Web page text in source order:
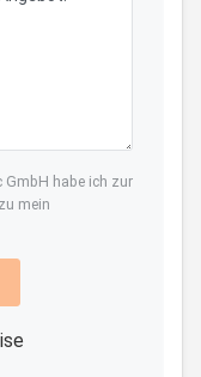
GmbH habe ich zur
mein